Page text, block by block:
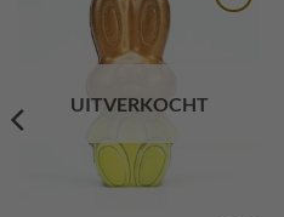
UITVERKOCHT